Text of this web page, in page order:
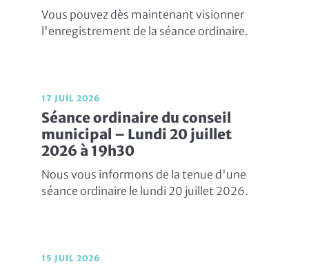
Vous pouvez dès maintenant visionner
l'enregistrement de la séance ordinaire.
17 JUIL 2026
Séance ordinaire du conseil
municipal – Lundi 20 juillet
2026 à 19h30
Nous vous informons de la tenue d'une
séance ordinaire le lundi 20 juillet 2026.
15 JUIL 2026